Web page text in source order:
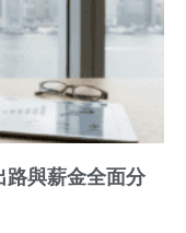
路與薪金全面分